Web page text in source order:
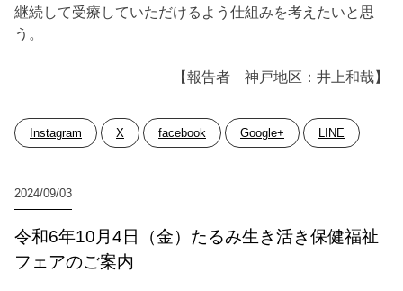
継続して受療していただけるよう仕組みを考えたいと思
う。
【報告者 神戸地区：井上和哉】
Instagram X facebook Google+ LINE
2024/09/03
令和6年10月4日（金）たるみ生き活き保健福祉
フェアのご案内